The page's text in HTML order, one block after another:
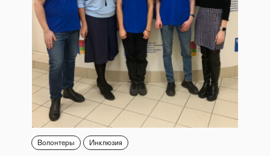
Волонтеры Инклюзия